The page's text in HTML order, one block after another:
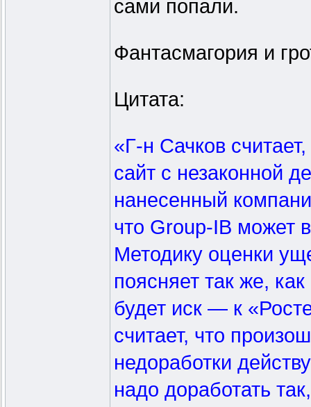
сами попали.
Фантасмагория и
Цитата:
«Г-н Сачков
сайт с незаконной
нанесенный
что Group-IB может
Методику оценки
поясняет так же,
будет иск — к
считает, что
недоработки
надо доработать